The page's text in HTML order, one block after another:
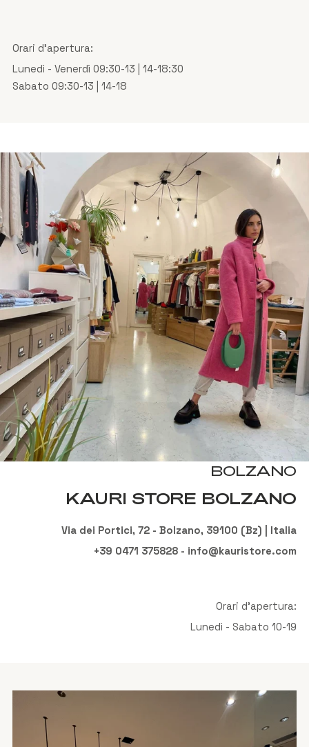
Orari d'apertura:
Lunedì - Venerdì 09:30-13 | 14-18:30
Sabato 09:30-13 | 14-18
BOLZANO
KAURI STORE BOLZANO
Via dei Portici, 72 - Bolzano, 39100 (Bz) | Italia
+39 0471 375828 - info@kauristore.com
Orari d'apertura:
Lunedì - Sabato 10-19